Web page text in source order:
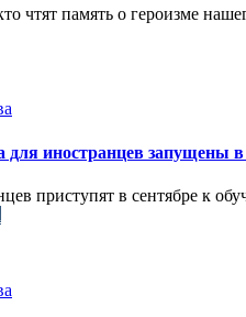
чтят память о героизме
для иностранцев запущены
приступят в сентябре к